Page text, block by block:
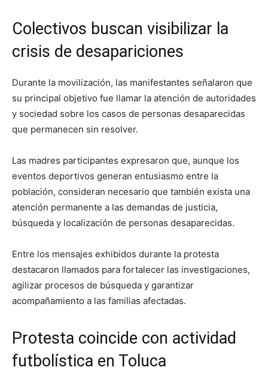
Colectivos buscan visibilizar la
crisis de desapariciones
Durante la movilización, las manifestantes señalaron que
su principal objetivo fue llamar la atención de autoridades
y sociedad sobre los casos de personas desaparecidas
que permanecen sin resolver.
Las madres participantes expresaron que, aunque los
eventos deportivos generan entusiasmo entre la
población, consideran necesario que también exista una
atención permanente a las demandas de justicia,
búsqueda y localización de personas desaparecidas.
Entre los mensajes exhibidos durante la protesta
destacaron llamados para fortalecer las investigaciones,
agilizar procesos de búsqueda y garantizar
acompañamiento a las familias afectadas.
Protesta coincide con actividad
futbolística en Toluca